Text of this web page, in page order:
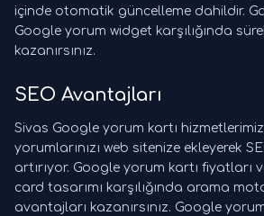
içinde otomatik güncelleme dahildir.
Google yorum widget karşılığında
kazanırsınız.
SEO Avantajları
Sivas Google yorum kartı
yorumlarınızı web sitenize ekleyerek
artırıyor. Google yorum kartı fiyatları
card tasarımı karşılığında arama
avantajları kazanırsınız. Google